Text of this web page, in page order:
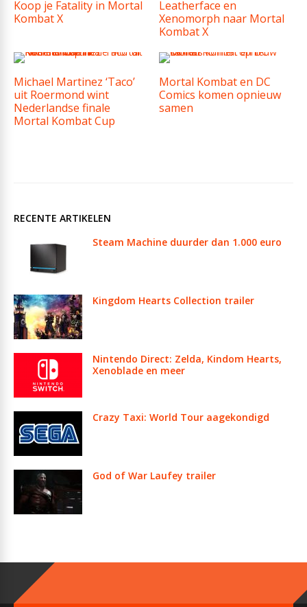
Koop je Fatality in Mortal
Kombat X
Leatherface en
Xenomorph naar Mortal
Kombat X
Michael Martinez ‘Taco’
uit Roermond wint
Nederlandse finale
Mortal Kombat Cup
Mortal Kombat en DC
Comics komen opnieuw
samen
RECENTE ARTIKELEN
Steam Machine duurder dan 1.000 euro
Kingdom Hearts Collection trailer
Nintendo Direct: Zelda, Kindom Hearts,
Xenoblade en meer
Crazy Taxi: World Tour aagekondigd
God of War Laufey trailer